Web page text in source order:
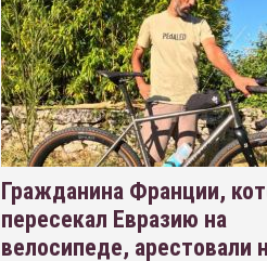
Гражданина Франции,
пересекал Евразию на
велосипеде, арестовали